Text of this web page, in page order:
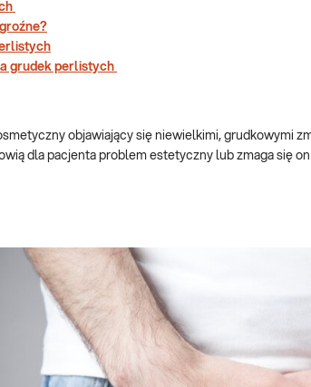
grudek perlistych
objawiający się niewielkimi, grudkowymi
dla pacjenta problem estetyczny lub zmaga się